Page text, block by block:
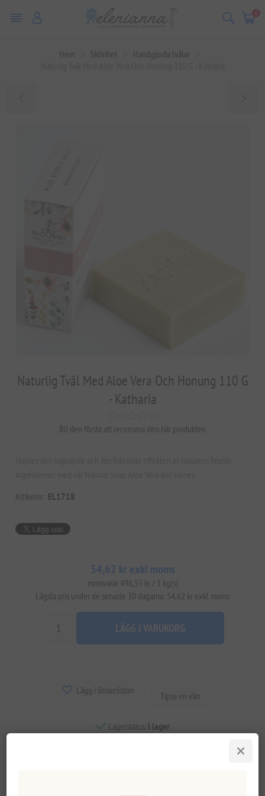
0
Hem Skönhet
Handgjorda tvålar
Naturlig Tvål Med Aloe Vera Och Honung 110 G
- Katharia
Bli den första att recensera den här produkten
Artikelnr: EL1718
54,62 kr exkl moms
motsvarar 496,55 kr / 1 kg(s)
Lägsta pris under de senaste 30 dagarna: 54,62 kr exkl moms
LÄGG I VARUKORG
Lägg i önskelistan Tipsa en vän
Lagerstatus: I lager